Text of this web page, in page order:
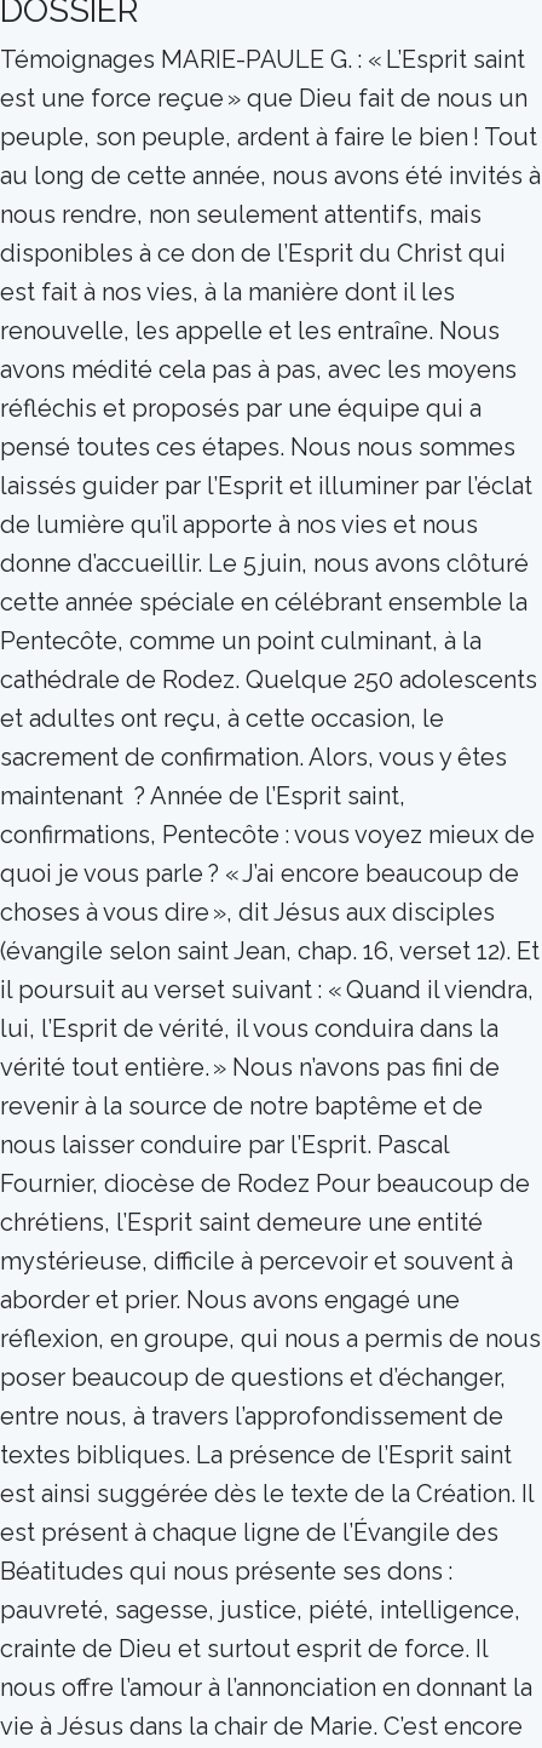
DOSSIER
Témoignages MARIE-PAULE G. : « L’Esprit saint
est une force reçue » que Dieu fait de nous un
peuple, son peuple, ardent à faire le bien ! Tout
au long de cette année, nous avons été invités à
nous rendre, non seulement attentifs, mais
disponibles à ce don de l’Esprit du Christ qui
est fait à nos vies, à la manière dont il les
renouvelle, les appelle et les entraîne. Nous
avons médité cela pas à pas, avec les moyens
réfléchis et proposés par une équipe qui a
pensé toutes ces étapes. Nous nous sommes
laissés guider par l’Esprit et illuminer par l’éclat
de lumière qu’il apporte à nos vies et nous
donne d’accueillir. Le 5 juin, nous avons clôturé
cette année spéciale en célébrant ensemble la
Pentecôte, comme un point culminant, à la
cathédrale de Rodez. Quelque 250 adolescents
et adultes ont reçu, à cette occasion, le
sacrement de confirmation. Alors, vous y êtes
maintenant ? Année de l’Esprit saint,
confirmations, Pentecôte : vous voyez mieux de
quoi je vous parle ? « J’ai encore beaucoup de
choses à vous dire », dit Jésus aux disciples
(évangile selon saint Jean, chap. 16, verset 12). Et
il poursuit au verset suivant : « Quand il viendra,
lui, l’Esprit de vérité, il vous conduira dans la
vérité tout entière. » Nous n’avons pas fini de
revenir à la source de notre baptême et de
nous laisser conduire par l’Esprit. Pascal
Fournier, diocèse de Rodez Pour beaucoup de
chrétiens, l’Esprit saint demeure une entité
mystérieuse, difficile à percevoir et souvent à
aborder et prier. Nous avons engagé une
réflexion, en groupe, qui nous a permis de nous
poser beaucoup de questions et d’échanger,
entre nous, à travers l’approfondissement de
textes bibliques. La présence de l’Esprit saint
est ainsi suggérée dès le texte de la Création. Il
est présent à chaque ligne de l’Évangile des
Béatitudes qui nous présente ses dons :
pauvreté, sagesse, justice, piété, intelligence,
crainte de Dieu et surtout esprit de force. Il
nous offre l’amour à l’annonciation en donnant la
vie à Jésus dans la chair de Marie. C’est encore